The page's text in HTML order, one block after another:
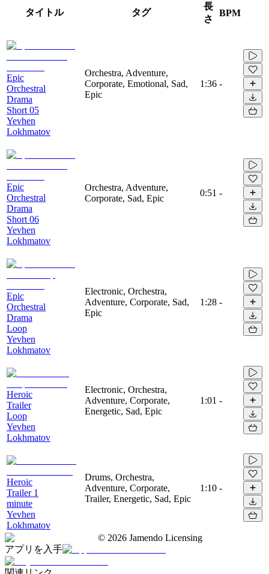
タイトル タグ
長
さ
BPM
Epic
Orchestral
Drama
Short 05
Yevhen
Lokhmatov
Orchestra, Adventure,
Corporate, Emotional, Sad,
Epic
1:36 -
Epic
Orchestral
Drama
Short 06
Yevhen
Lokhmatov
Orchestra, Adventure,
Corporate, Sad, Epic
0:51 -
Epic
Orchestral
Drama
Loop
Yevhen
Lokhmatov
Electronic, Orchestra,
Adventure, Corporate, Sad,
Epic
1:28 -
Heroic
Trailer
Loop
Yevhen
Lokhmatov
Electronic, Orchestra,
Adventure, Corporate,
Energetic, Sad, Epic
1:01 -
Heroic
Trailer 1
minute
Yevhen
Lokhmatov
Drums, Orchestra,
Adventure, Corporate,
Trailer, Energetic, Sad, Epic
1:10 -
© 2026 Jamendo Licensing
アプリを入手